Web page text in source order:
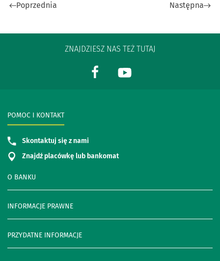
Poprzednia Następna
ZNAJDZIESZ NAS TEŻ TUTAJ
O BANKU
INFORMACJE PRAWNE
PRZYDATNE INFORMACJE
POMOC I KONTAKT
Skontaktuj się z nami
Znajdź placówkę lub bankomat